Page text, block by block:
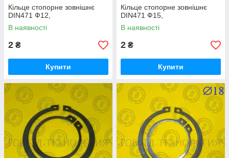
Кільце стопорне зовнішнє
DIN471 Ф12,
В наявності
2 ₴
Купити
Кільце стопорне зовнішнє
DIN471 Ф15,
В наявності
2 ₴
Купити